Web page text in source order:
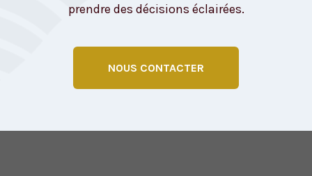
prendre des décisions éclairées.
NOUS CONTACTER